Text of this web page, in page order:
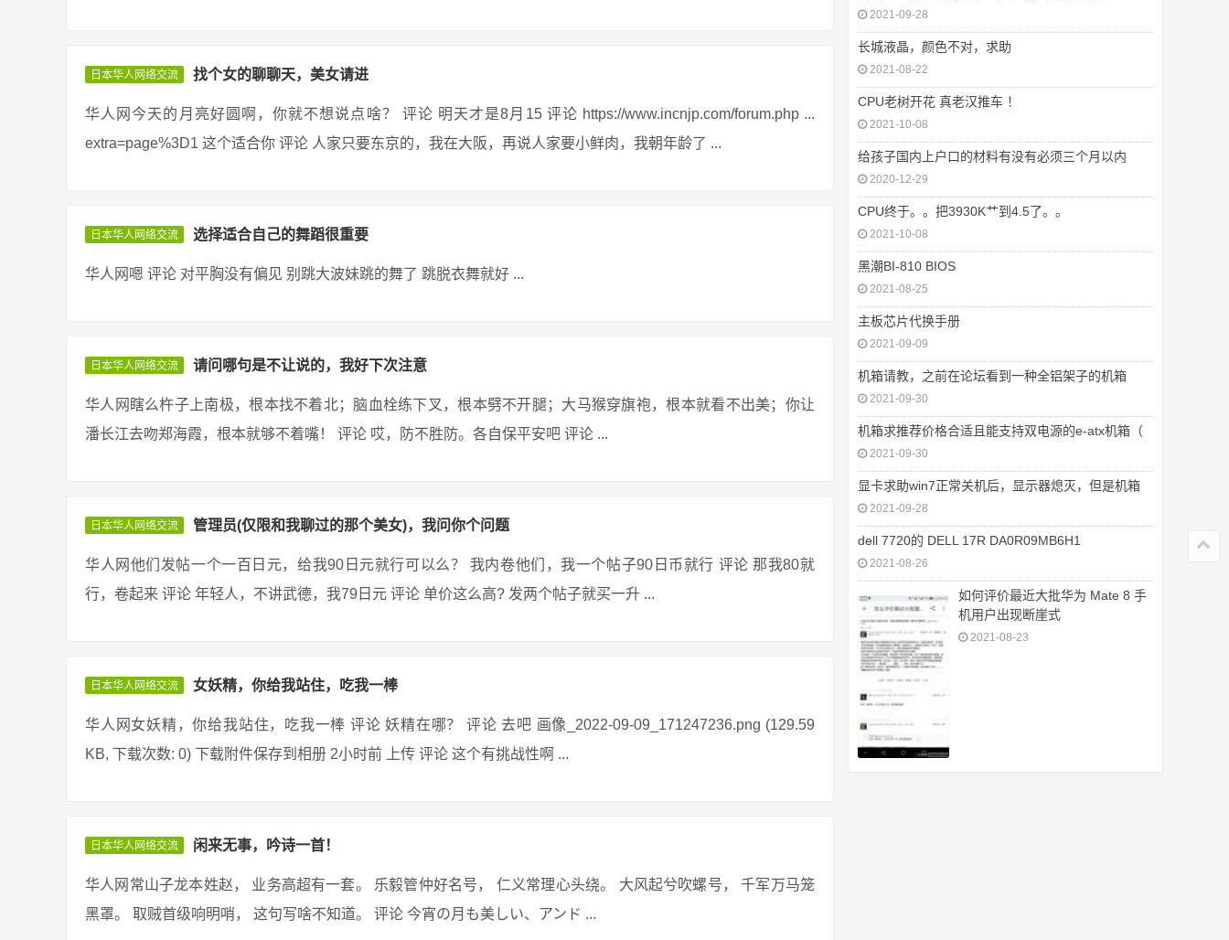
日本华人网络交流 找个女的聊聊天，美女请进
华人网今天的月亮好圆啊，你就不想说点啥？ 评论 明天才是8月15 评论 https://www.incnjp.com/forum.php ...
extra=page%3D1 这个适合你 评论 人家只要东京的，我在大阪，再说人家要小鲜肉，我朝年龄了 ...
日本华人网络交流 选择适合自己的舞蹈很重要
华人网嗯 评论 对平胸没有偏见 别跳大波妹跳的舞了 跳脱衣舞就好 ...
日本华人网络交流 请问哪句是不让说的，我好下次注意
华人网瞎么杵子上南极，根本找不着北；脑血栓练下叉，根本劈不开腿；大马猴穿旗袍，根本就看不出美；你让
潘长江去吻郑海霞，根本就够不着嘴！ 评论 哎，防不胜防。各自保平安吧 评论 ...
日本华人网络交流 管理员(仅限和我聊过的那个美女)，我问你个问题
华人网他们发帖一个一百日元，给我90日元就行可以么？ 我内卷他们，我一个帖子90日币就行 评论 那我80就
行，卷起来 评论 年轻人，不讲武德，我79日元 评论 单价这么高? 发两个帖子就买一升 ...
日本华人网络交流 女妖精，你给我站住，吃我一棒
华人网女妖精，你给我站住，吃我一棒 评论 妖精在哪？ 评论 去吧 画像_2022-09-09_171247236.png (129.59
KB, 下载次数: 0) 下载附件保存到相册 2小时前 上传 评论 这个有挑战性啊 ...
日本华人网络交流 闲来无事，吟诗一首！
华人网常山子龙本姓赵， 业务高超有一套。 乐毅管仲好名号， 仁义常理心头绕。 大风起兮吹螺号， 千军万马笼
黑罩。 取贼首级响明哨， 这句写啥不知道。 评论 今宵の月も美しい、アンド ...
2021-09-28
长城液晶，颜色不对，求助
2021-08-22
CPU老树开花 真老汉推车 ！
2021-10-08
给孩子国内上户口的材料有没有必须三个月以内
2020-12-29
CPU终于。。把3930K艹到4.5了。。
2021-10-08
黑潮BI-810 BIOS
2021-08-25
主板芯片代换手册
2021-09-09
机箱请教，之前在论坛看到一种全铝架子的机箱
2021-09-30
机箱求推荐价格合适且能支持双电源的e-atx机箱（
2021-09-30
显卡求助win7正常关机后，显示器熄灭，但是机箱
2021-09-28
dell 7720的 DELL 17R DA0R09MB6H1
2021-08-26
如何评价最近大批华为 Mate 8 手
机用户出现断崖式
2021-08-23